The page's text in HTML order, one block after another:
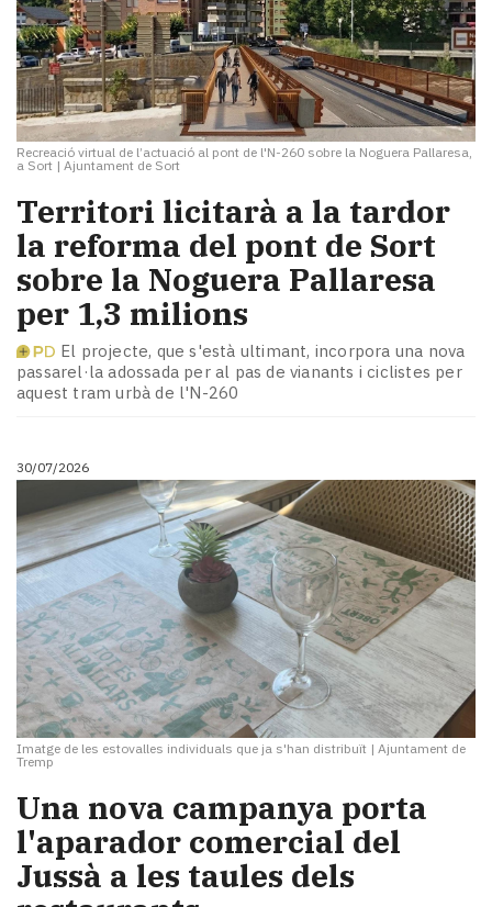
Recreació virtual de l’actuació al pont de l'N-260 sobre la Noguera Pallaresa,
a Sort | Ajuntament de Sort
Territori licitarà a la tardor
la reforma del pont de Sort
sobre la Noguera Pallaresa
per 1,3 milions
El projecte, que s'està ultimant, incorpora una nova
passarel·la adossada per al pas de vianants i ciclistes per
aquest tram urbà de l'N-260
30/07/2026
Imatge de les estovalles individuals que ja s'han distribuït | Ajuntament de
Tremp
Una nova campanya porta
l'aparador comercial del
Jussà a les taules dels